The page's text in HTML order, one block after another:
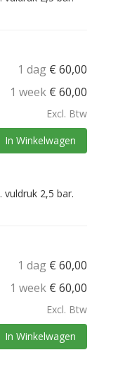
1 dag € 60,00
1 week € 60,00
Excl. Btw
In Winkelwagen
2,5 bar.
1 dag € 60,00
1 week € 60,00
Excl. Btw
In Winkelwagen